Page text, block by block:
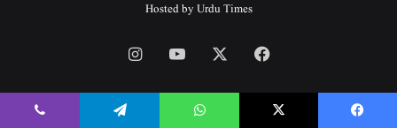
Hosted byUrdu Times
Facebook
YouTube